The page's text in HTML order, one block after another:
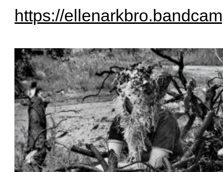
https://